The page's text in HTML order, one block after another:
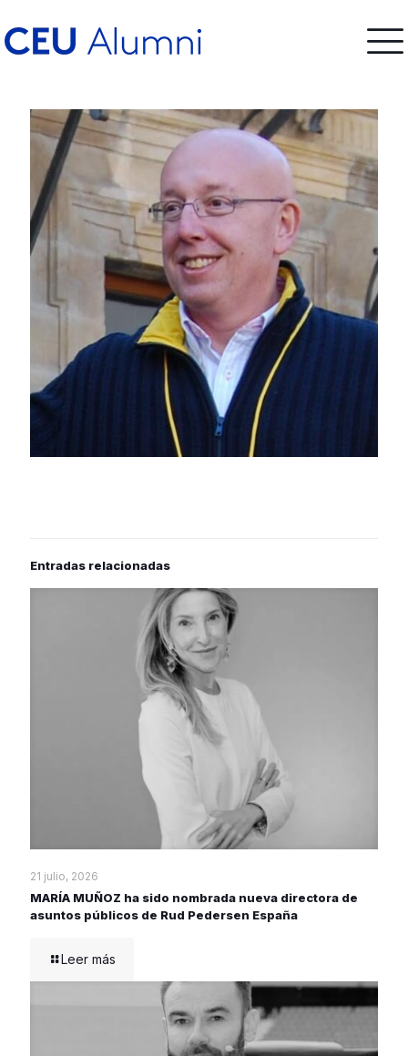
Entradas relacionadas
21 julio, 2026
MARÍA MUÑOZ ha sido nombrada nueva directora de
asuntos públicos de Rud Pedersen España
Leer más